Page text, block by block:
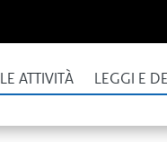
LE ATTIVITÀ LEGGI E